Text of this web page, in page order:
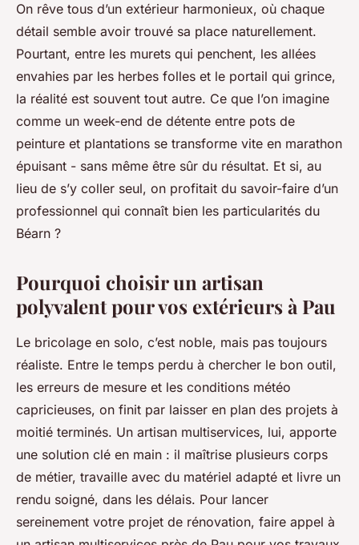
On rêve tous d’un extérieur harmonieux, où chaque
détail semble avoir trouvé sa place naturellement.
Pourtant, entre les murets qui penchent, les allées
envahies par les herbes folles et le portail qui grince,
la réalité est souvent tout autre. Ce que l’on imagine
comme un week-end de détente entre pots de
peinture et plantations se transforme vite en marathon
épuisant - sans même être sûr du résultat. Et si, au
lieu de s’y coller seul, on profitait du savoir-faire d’un
professionnel qui connaît bien les particularités du
Béarn ?
Pourquoi choisir un artisan
polyvalent pour vos extérieurs à Pau
Le bricolage en solo, c’est noble, mais pas toujours
réaliste. Entre le temps perdu à chercher le bon outil,
les erreurs de mesure et les conditions météo
capricieuses, on finit par laisser en plan des projets à
moitié terminés. Un artisan multiservices, lui, apporte
une solution clé en main : il maîtrise plusieurs corps
de métier, travaille avec du matériel adapté et livre un
rendu soigné, dans les délais. Pour lancer
sereinement votre projet de rénovation, faire appel à